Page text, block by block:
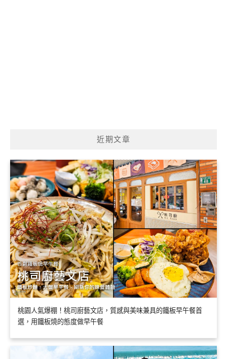
近期文章
桃園人氣爆棚！桃司廚藝文店，質感與美味兼具的鐵板早午餐首
選，用鐵板燒的態度做早午餐